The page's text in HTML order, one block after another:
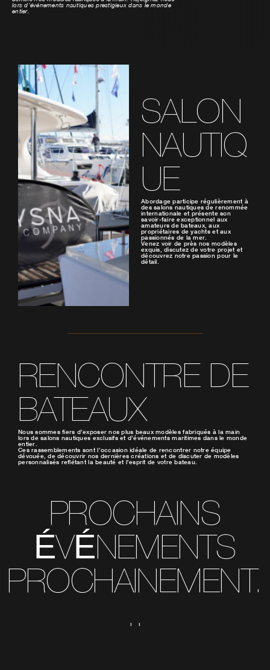
lors d’événements nautiques prestigieux dans le monde
entier.
SALON
NAUTIQ
UE
Abordage participe régulièrement à
des salons nautiques de renommée
internationale et présente son
savoir-faire exceptionnel aux
amateurs de bateaux, aux
propriétaires de yachts et aux
passionnés de la mer.
Venez voir de près nos modèles
exquis, discutez de votre projet et
découvrez notre passion pour le
détail.
RENCONTRE DE
BATEAUX
Nous sommes fiers d’exposer nos plus beaux modèles fabriqués à la main
lors de salons nautiques exclusifs et d’événements maritimes dans le monde
entier.
Ces rassemblements sont l’occasion idéale de rencontrer notre équipe
dévouée, de découvrir nos dernières créations et de discuter de modèles
personnalisés reflétant la beauté et l’esprit de votre bateau.
PROCHAINS
ÉVÉNEMENTS
PROCHAINEMENT.
..